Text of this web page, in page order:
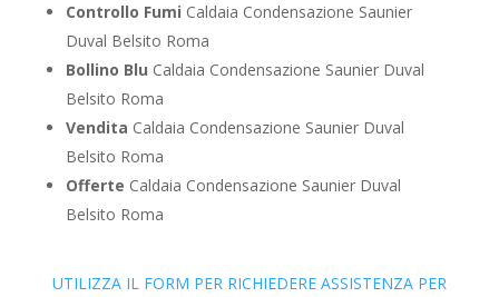
Controllo Fumi Caldaia Condensazione Saunier
Duval Belsito Roma
Bollino Blu Caldaia Condensazione Saunier Duval
Belsito Roma
Vendita Caldaia Condensazione Saunier Duval
Belsito Roma
Offerte Caldaia Condensazione Saunier Duval
Belsito Roma
UTILIZZA IL FORM PER RICHIEDERE ASSISTENZA PER